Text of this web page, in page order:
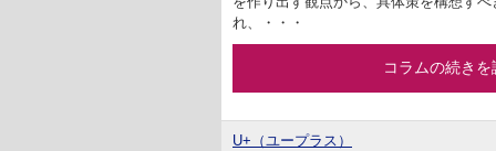
れ、・・・
コラムの続き
U+（ユープラス）